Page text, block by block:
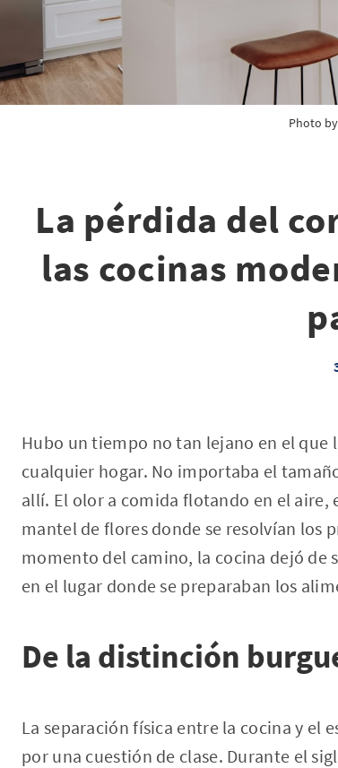
Photo by
La pérdida del
las cocinas
Hubo un tiempo no tan lejano en el que
cualquier hogar. No importaba el
allí. El olor a comida flotando en el aire,
mantel de flores donde se resolvían los
momento del camino, la cocina dejó de
en el lugar donde se preparaban los
De la distinción
La separación física entre la cocina y el
por una cuestión de clase. Durante el